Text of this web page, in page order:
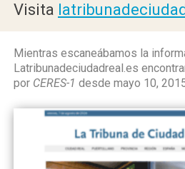
Visita
Mientras escaneábamos la
Latribunadeciudadreal.es
por CERES-1 desde mayo 10,